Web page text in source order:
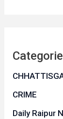
CRIME
Daily Raipur